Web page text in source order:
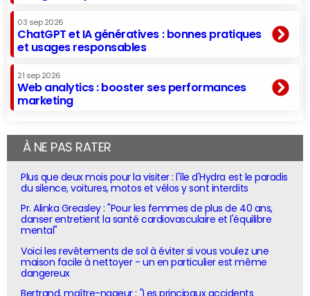
03 sep 2026
ChatGPT et IA génératives : bonnes pratiques
et usages responsables
21 sep 2026
Web analytics : booster ses performances
marketing
À NE PAS RATER
Plus que deux mois pour la visiter : l'île d'Hydra est le paradis
du silence, voitures, motos et vélos y sont interdits
Pr. Alinka Greasley : "Pour les femmes de plus de 40 ans,
danser entretient la santé cardiovasculaire et l'équilibre
mental"
Voici les revêtements de sol à éviter si vous voulez une
maison facile à nettoyer - un en particulier est même
dangereux
Bertrand, maître-nageur : "Les principaux accidents